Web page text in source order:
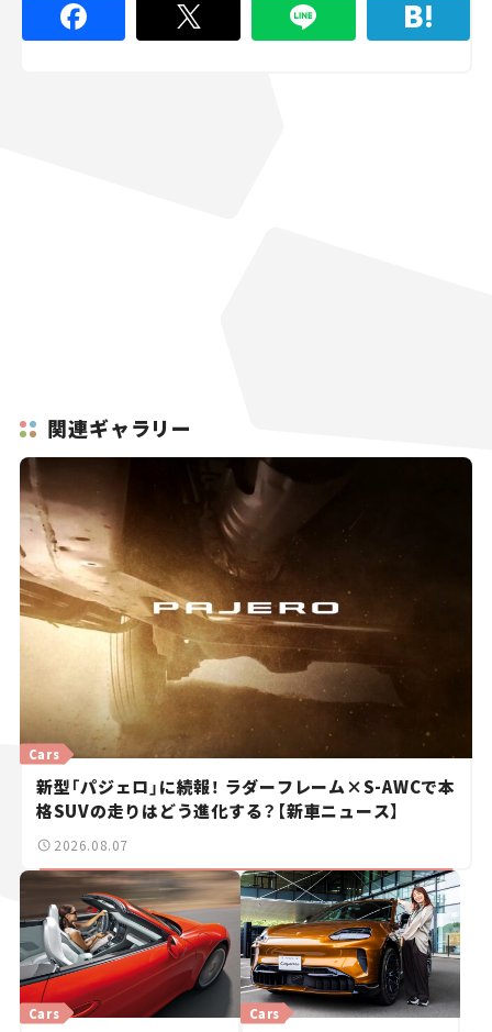
関連ギャラリー
Cars
新型「パジェロ」に続報！ ラダーフレーム×S-AWCで本
格SUVの走りはどう進化する？【新車ニュース】
2026.08.07
Cars Cars